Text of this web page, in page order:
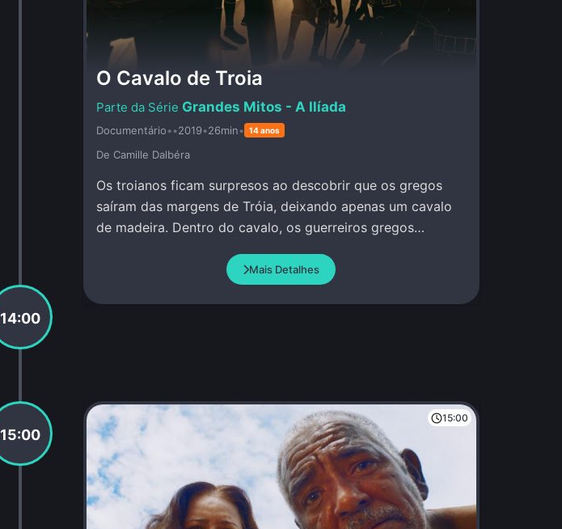
O Cavalo de Troia
Grandes Mitos - A Ilíada
Documentário••2019•26min• 14 anos
De Camille Dalbéra
Os troianos ficam surpresos ao descobrir que os gregos
saíram das margens de Tróia, deixando apenas um cavalo
de madeira. Dentro do cavalo, os guerreiros gregos
Mais Detalhes
14:00
15:00
15:00